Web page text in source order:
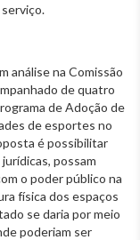
análise na Comissão
de quatro
de Adoção de
de esportes no
é possibilitar
possam
o poder público na
física dos espaços
se daria por meio
poderiam ser